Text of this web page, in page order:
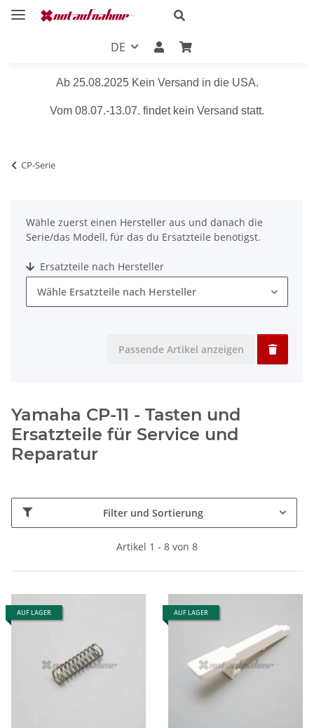
DE
Ab 25.08.2025 Kein Versand in die USA.
Vom 08.07.-13.07. findet kein Versand statt.
CP-Serie
Wähle zuerst einen Hersteller aus und danach die
Serie/das Modell, für das du Ersatzteile benötigst.
Ersatzteile nach Hersteller
Wähle Ersatzteile nach Hersteller
Passende Artikel anzeigen
Yamaha CP-11 - Tasten und
Ersatzteile für Service und
Reparatur
Filter und Sortierung
Artikel 1 - 8 von 8
AUF LAGER AUF LAGER